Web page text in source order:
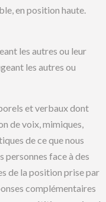
en position haute.
les autres ou leur
les autres ou
et verbaux dont
de voix, mimiques,
de ce que nous
personnes face à des
de la position prise par
complémentaires